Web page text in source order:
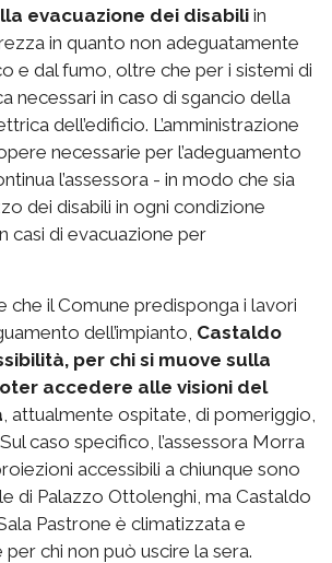
evacuazione dei disabili in
in quanto non adeguatamente
e dal fumo, oltre che per i sistemi di
necessari in caso di sgancio della
dell’edificio. L’amministrazione
necessarie per l’adeguamento
l’assessora - in modo che sia
dei disabili in ogni condizione
casi di evacuazione per
che il Comune predisponga i lavori
dell’impianto, Castaldo
per chi si muove sulla
accedere alle visioni del
, attualmente ospitate, di pomeriggio,
caso specifico, l’assessora Morra
accessibili a chiunque sono
di Palazzo Ottolenghi, ma Castaldo
Pastrone è climatizzata e
chi non può uscire la sera.